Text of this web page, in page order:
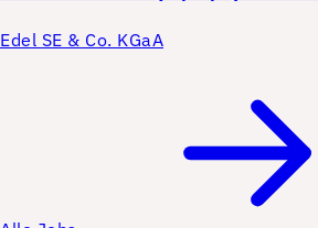
Edel SE & Co. KGaA